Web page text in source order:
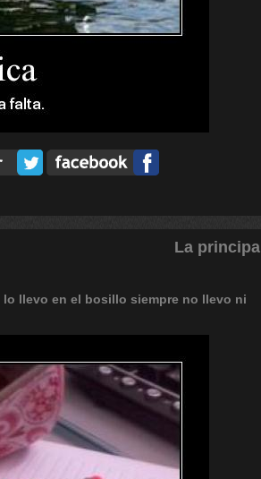
La principal
lo llevo en el bosillo siempre no llevo ni